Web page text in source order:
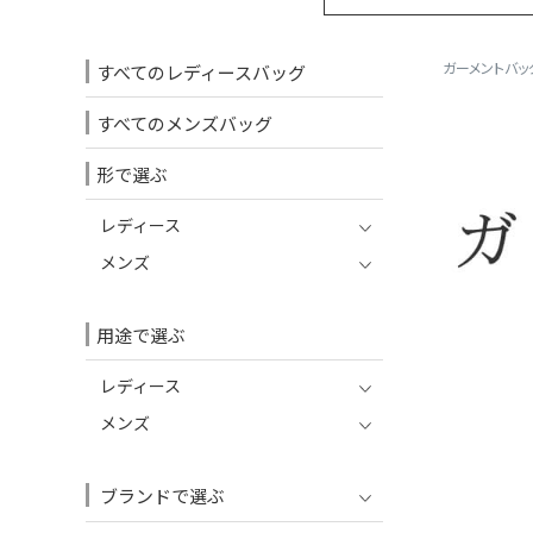
すべてのレディースバッグ
すべてのメンズバッグ
形で選ぶ
レディース
メンズ
用途で選ぶ
レディース
メンズ
ブランドで選ぶ
ガーメントバッ